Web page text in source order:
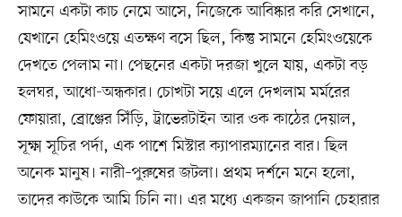
সামনে একটা কাচ নেমে আসে, নিজেকে আবিষ্কার করি সেখানে,
যেখানে হেমিংওয়ে এতক্ষণ বসে ছিল, কিন্তু সামনে হেমিংওয়েকে
দেখতে পেলাম না। পেছনের একটা দরজা খুলে যায়, একটা বড়
হলঘর, আধো-অন্ধকার। চোখটা সয়ে এলে দেখলাম মর্মরের
ফোয়ারা, ব্রোঞ্জের সিঁড়ি, ট্রাভেরটাইন আর ওক কাঠের দেয়াল,
সূক্ষ্ম সূচির পর্দা, এক পাশে মিস্টার ক্যাপারম্যানের বার। ছিল
অনেক মানুষ। নারী–পুরুষের জটলা। প্রথম দর্শনে মনে হলো,
তাদের কাউকে আমি চিনি না। এর মধ্যে একজন জাপানি চেহারার